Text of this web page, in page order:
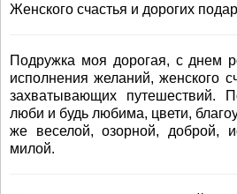
Женского счастья и дорогих
Подружка моя дорогая, с днем
исполнения желаний, женского
захватывающих путешествий.
люби и будь любима, цвети,
же веселой, озорной, доброй,
милой.